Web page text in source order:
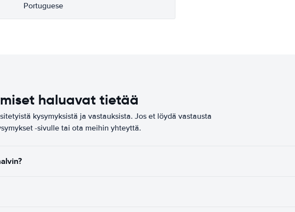
Portuguese
haluavat tietää
kysymyksistä ja vastauksista. Jos et löydä vastausta
-sivulle tai ota meihin yhteyttä.